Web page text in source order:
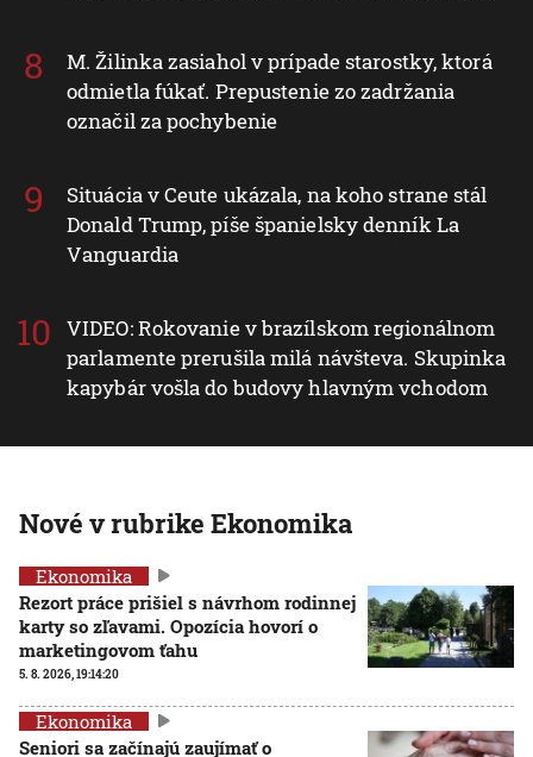
M. Žilinka zasiahol v prípade starostky, ktorá
odmietla fúkať. Prepustenie zo zadržania
označil za pochybenie
Situácia v Ceute ukázala, na koho strane stál
Donald Trump, píše španielsky denník La
Vanguardia
VIDEO: Rokovanie v brazílskom regionálnom
parlamente prerušila milá návšteva. Skupinka
kapybár vošla do budovy hlavným vchodom
Nové v rubrike Ekonomika
Ekonomika
Rezort práce prišiel s návrhom rodinnej
karty so zľavami. Opozícia hovorí o
marketingovom ťahu
5. 8. 2026, 19:14:20
Ekonomika
Seniori sa začínajú zaujímať o